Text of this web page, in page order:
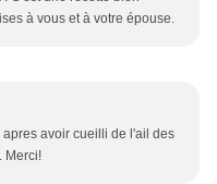
à vous et à votre épouse.
avoir cueilli de l'ail des
Merci!